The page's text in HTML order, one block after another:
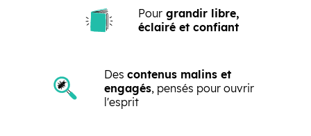
Pour grandir libre,
éclairé et confiant
Des contenus malins et
engagés, pensés pour ouvrir
l'esprit